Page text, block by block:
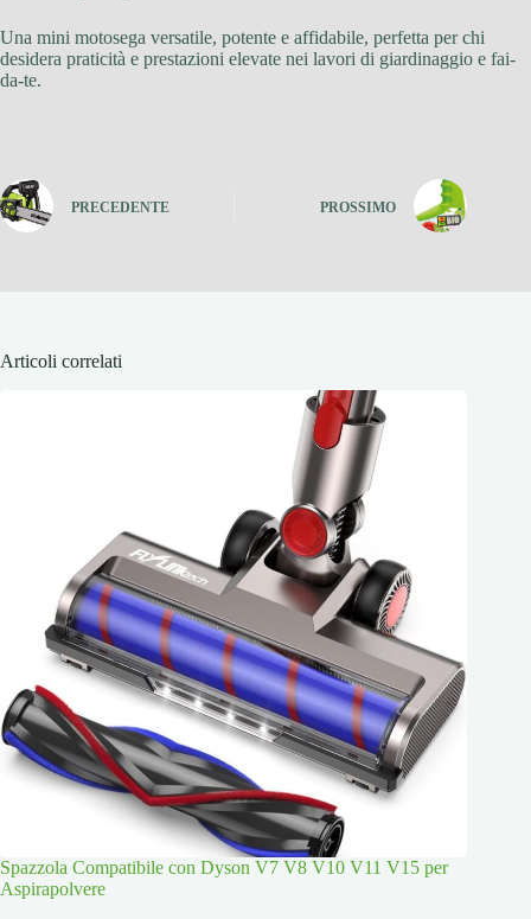
Una mini motosega versatile, potente e affidabile, perfetta per chi
desidera praticità e prestazioni elevate nei lavori di giardinaggio e fai-
da-te.
PRECEDENTE PROSSIMO
Articoli correlati
Spazzola Compatibile con Dyson V7 V8 V10 V11 V15 per
Aspirapolvere